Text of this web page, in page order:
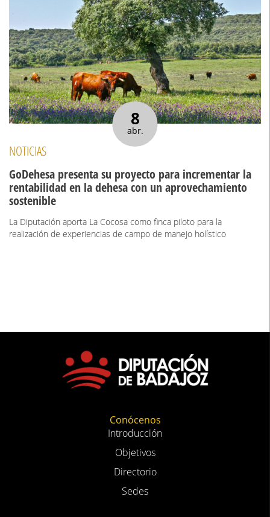
8
abr.
NOTICIAS
GoDehesa presenta su proyecto para incrementar la
rentabilidad en la dehesa con un aprovechamiento
sostenible
La Diputación aporta La Cocosa como finca piloto para la
realización de experiencias de campo de manejo holístico
Conócenos
Introducción
Objetivos
Directorio
Sedes